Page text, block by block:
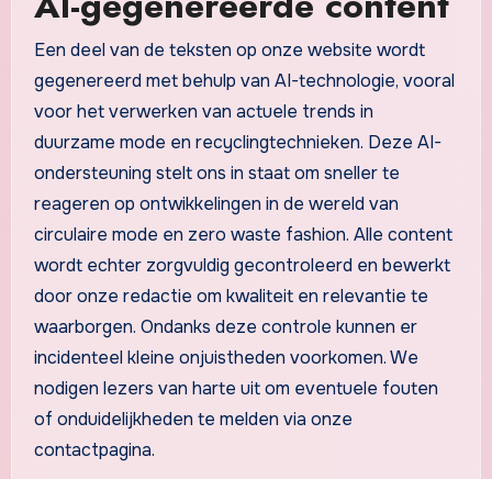
Een deel van de teksten op onze website wordt
gegenereerd met behulp van AI-technologie, vooral
voor het verwerken van actuele trends in
duurzame mode en recyclingtechnieken. Deze AI-
ondersteuning stelt ons in staat om sneller te
reageren op ontwikkelingen in de wereld van
circulaire mode en zero waste fashion. Alle content
wordt echter zorgvuldig gecontroleerd en bewerkt
door onze redactie om kwaliteit en relevantie te
waarborgen. Ondanks deze controle kunnen er
incidenteel kleine onjuistheden voorkomen. We
nodigen lezers van harte uit om eventuele fouten
of onduidelijkheden te melden via onze
contactpagina.